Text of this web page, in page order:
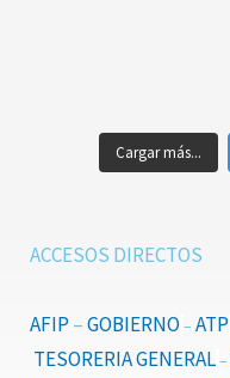
Cargar más...
ACCESOS DIRECTOS
AFIP–GOBIERNO – ATP
TESORERIA GENERAL–